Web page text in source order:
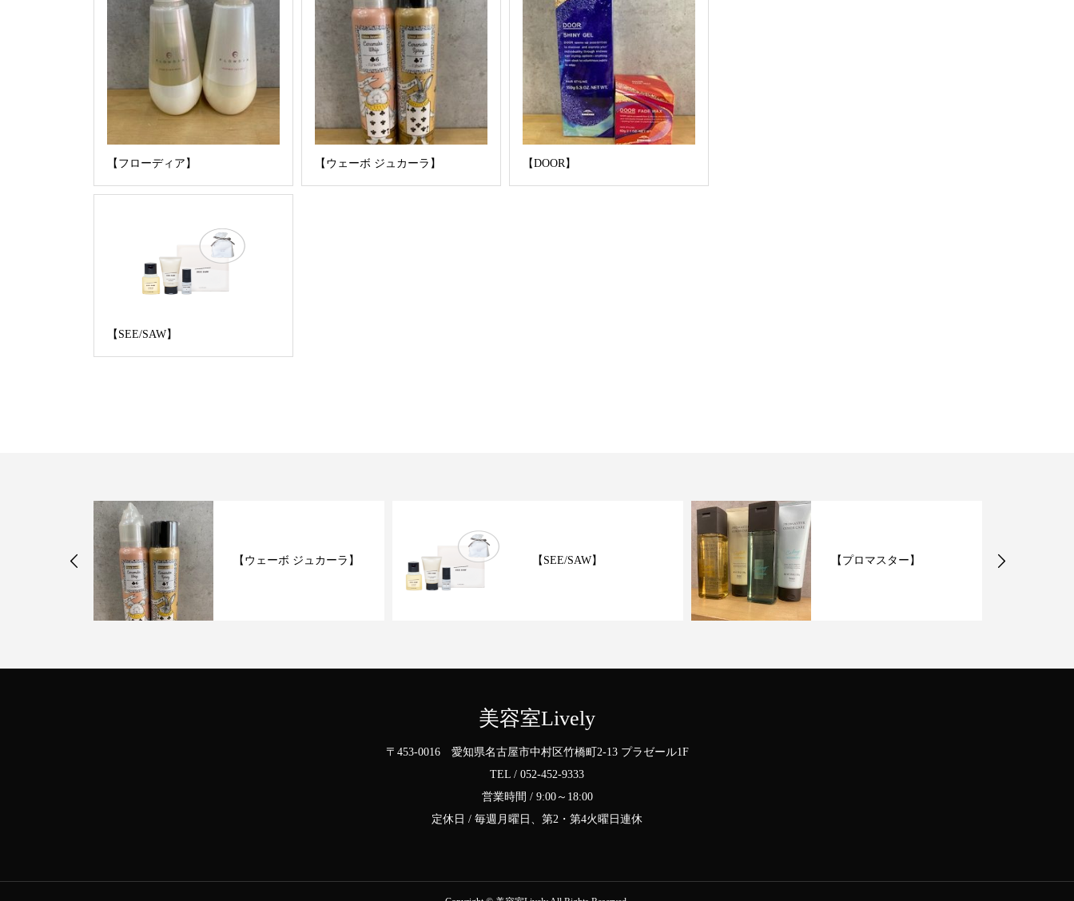
【フローディア】 【ウェーボ ジュカーラ】 【DOOR】
【SEE/SAW】
【ウェーボ ジュカーラ】 【SEE/SAW】 【プロマスター】
美容室Lively
〒453-0016 愛知県名古屋市中村区竹橋町2-13 プラゼール1F
TEL / 052-452-9333
営業時間 / 9:00～18:00
定休日 / 毎週月曜日、第2・第4火曜日連休